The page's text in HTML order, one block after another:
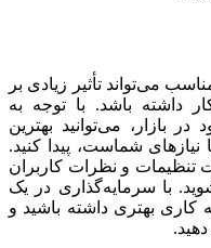
می‌تواند تأثیر زیادی بر
داشته باشد. با توجه به
بازار، می‌توانید بهترین
نیازهای شماست، پیدا کنید.
تنظیمات و نظرات کاربران
با سرمایه‌گذاری در یک
کاری بهتری داشته باشید و